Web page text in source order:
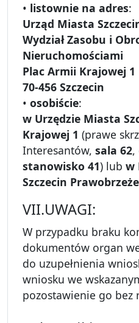
• listownie na adres:
Urząd Miasta
Wydział Zasobu i
Nieruchomościami
Plac Armii Krajowej 1
70-456 Szczecin
• osobiście:
w Urzędzie Miasta
Krajowej 1 (prawe
Interesantów, sala 62,
stanowisko 41) lub w
Szczecin
VII.UWAGI:
W przypadku braku
dokumentów organ
do uzupełnienia
wniosku we
pozostawienie go bez